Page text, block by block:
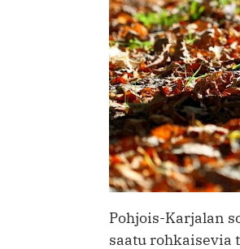
Pohjois-Karjalan
saatu rohkaisevia